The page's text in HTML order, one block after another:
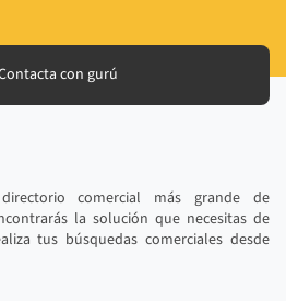
con gurú
comercial más grande de
la solución que necesitas de
tus búsquedas comerciales desde